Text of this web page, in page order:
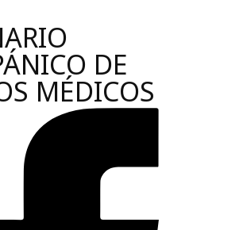
DE
MÉDICOS